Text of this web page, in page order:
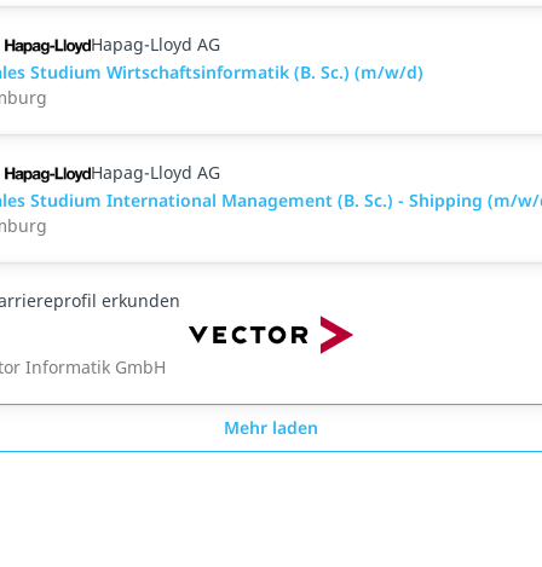
Hapag-Lloyd AG
Studium Wirtschaftsinformatik (B. Sc.) (m/w/d)
Hapag-Lloyd AG
Studium International Management (B. Sc.) - Shipping (m/
erkunden
Informatik GmbH
Mehr laden